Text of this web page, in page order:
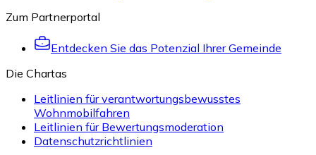
Zum Partnerportal
Entdecken Sie das Potenzial Ihrer Gemeinde
Die Chartas
Leitlinien für verantwortungsbewusstes
Wohnmobilfahren
Leitlinien für Bewertungsmoderation
Datenschutzrichtlinien